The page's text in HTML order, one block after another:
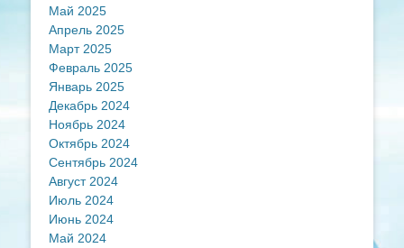
Май 2025
Апрель 2025
Март 2025
Февраль 2025
Январь 2025
Декабрь 2024
Ноябрь 2024
Октябрь 2024
Сентябрь 2024
Август 2024
Июль 2024
Июнь 2024
Май 2024